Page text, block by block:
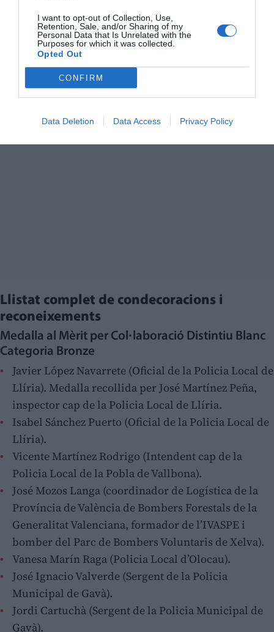
I want to opt-out of Collection, Use,
Retention, Sale, and/or Sharing of my
Personal Data that Is Unrelated with the
Purposes for which it was collected.
Opted Out
CONFIRM
Data Deletion Data Access Privacy Policy
Llistat complet de condecoracions i
reconeixements
Medalla al Mèrit per Col·laboració Distintiu Blanc
Categoria Bronze
Javier López Navarrete (Oficial de la Policia Local de
Llíria). Medalla recollida per José Martínez Peña,
inspector cap de la Policia Local de Llíria.
Isabel Sánchez Puerto (Oficial de la Policia Local de
Llíria).
Vicente Martínez Rodrigo (Intendent cap de la
Policia Local de la Pobla de Vallbona).
José Mozos Langa (coordinador de Logística de la
Província de València de Bombers Forestals de la
Generalitat Valenciana, formador de l’IVASPE i
bomber del Parc de Bombers Voluntaris de Xelva).
Vanesa Marín Raga (Policia Local d’Olocau).
José Ignacio Valverde (Sergent de la Policia
Municipal de Gavà).
Jordi Cartuchà (Sergent de la Policia Municipal de
Gavà).